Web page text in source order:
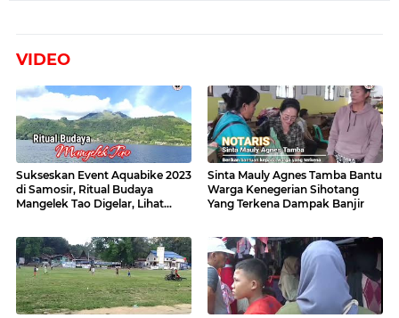
VIDEO
Sukseskan Event Aquabike 2023
di Samosir, Ritual Budaya
Mangelek Tao Digelar, Lihat
Sinta Mauly Agnes Tamba Bantu
Warga Kenegerian Sihotang
Yang Terkena Dampak Banjir